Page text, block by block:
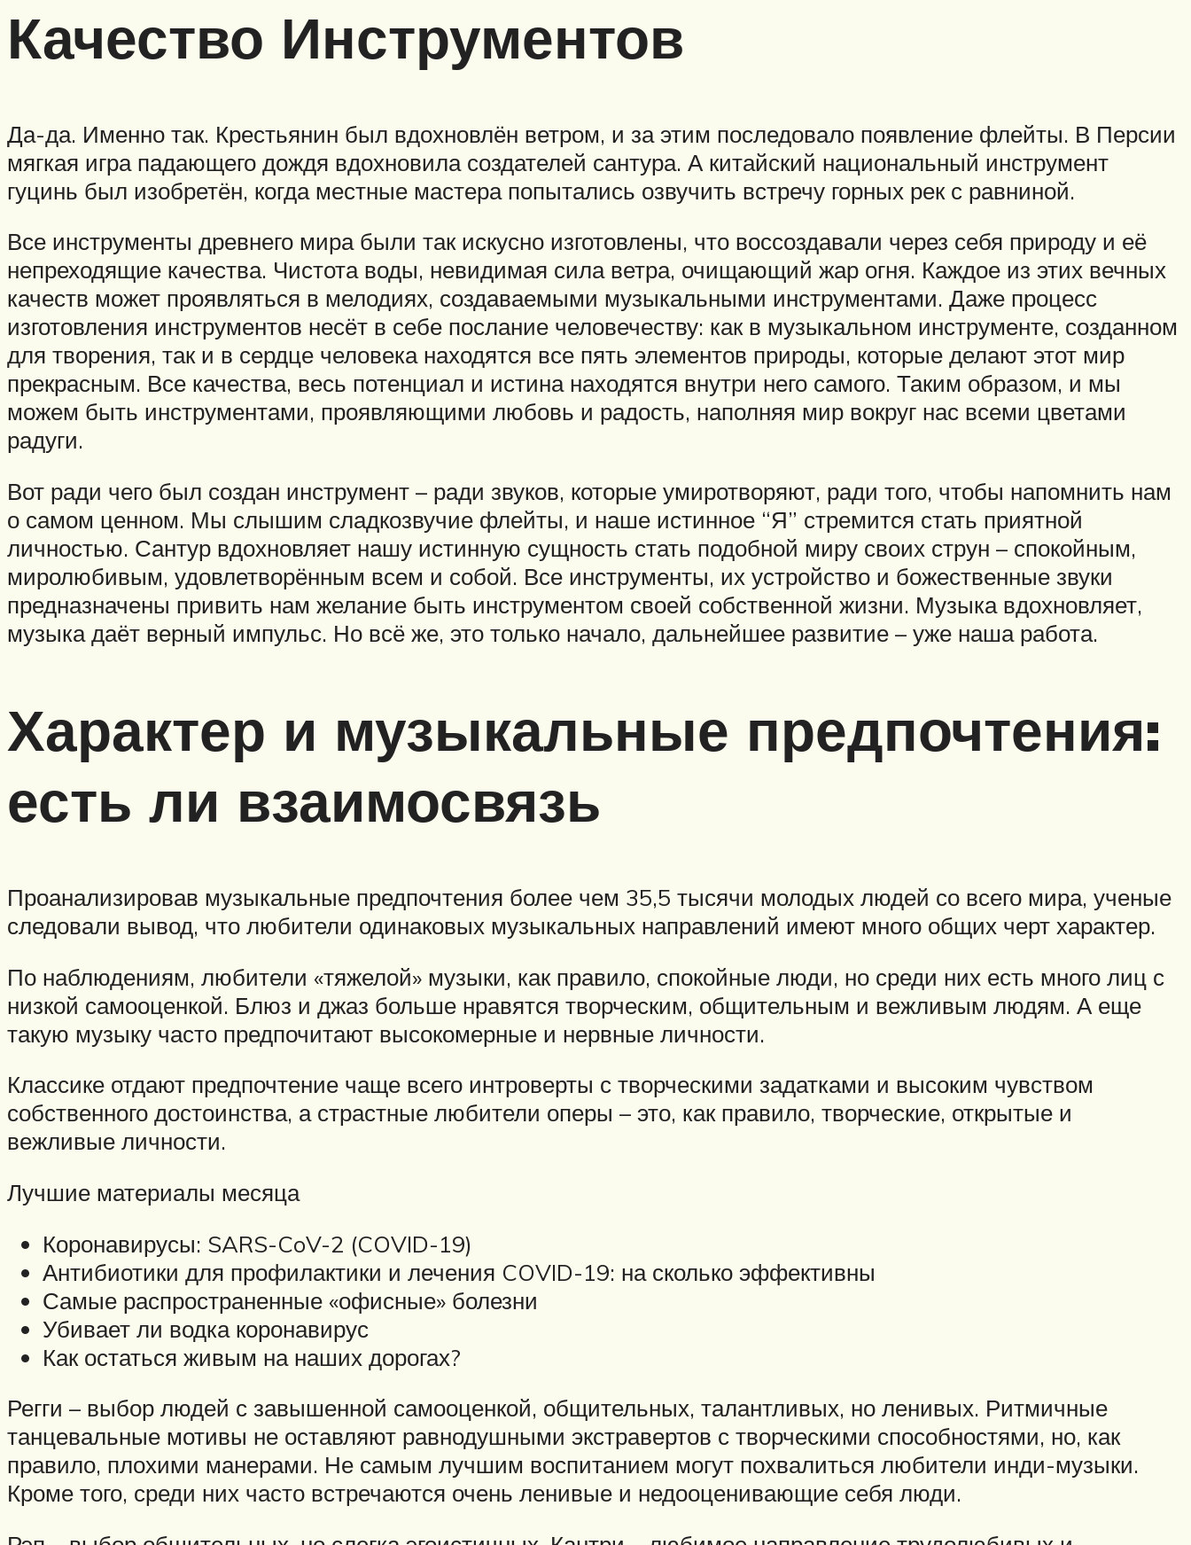
Качество Инструментов
Да-да. Именно так. Крестьянин был вдохновлён ветром, и за этим последовало появление флейты. В Персии
мягкая игра падающего дождя вдохновила создателей сантура. А китайский национальный инструмент
гуцинь был изобретён, когда местные мастера попытались озвучить встречу горных рек с равниной.
Все инструменты древнего мира были так искусно изготовлены, что воссоздавали через себя природу и её
непреходящие качества. Чистота воды, невидимая сила ветра, очищающий жар огня. Каждое из этих вечных
качеств может проявляться в мелодиях, создаваемыми музыкальными инструментами. Даже процесс
изготовления инструментов несёт в себе послание человечеству: как в музыкальном инструменте, созданном
для творения, так и в сердце человека находятся все пять элементов природы, которые делают этот мир
прекрасным. Все качества, весь потенциал и истина находятся внутри него самого. Таким образом, и мы
можем быть инструментами, проявляющими любовь и радость, наполняя мир вокруг нас всеми цветами
радуги.
Вот ради чего был создан инструмент – ради звуков, которые умиротворяют, ради того, чтобы напомнить нам
о самом ценном. Мы слышим сладкозвучие флейты, и наше истинное “Я” стремится стать приятной
личностью. Сантур вдохновляет нашу истинную сущность стать подобной миру своих струн – спокойным,
миролюбивым, удовлетворённым всем и собой. Все инструменты, их устройство и божественные звуки
предназначены привить нам желание быть инструментом своей собственной жизни. Музыка вдохновляет,
музыка даёт верный импульс. Но всё же, это только начало, дальнейшее развитие – уже наша работа.
Характер и музыкальные предпочтения:
есть ли взаимосвязь
Проанализировав музыкальные предпочтения более чем 35,5 тысячи молодых людей со всего мира, ученые
следовали вывод, что любители одинаковых музыкальных направлений имеют много общих черт характер.
По наблюдениям, любители «тяжелой» музыки, как правило, спокойные люди, но среди них есть много лиц с
низкой самооценкой. Блюз и джаз больше нравятся творческим, общительным и вежливым людям. А еще
такую музыку часто предпочитают высокомерные и нервные личности.
Классике отдают предпочтение чаще всего интроверты с творческими задатками и высоким чувством
собственного достоинства, а страстные любители оперы – это, как правило, творческие, открытые и
вежливые личности.
Лучшие материалы месяца
Коронавирусы: SARS-CoV-2 (COVID-19)
Антибиотики для профилактики и лечения COVID-19: на сколько эффективны
Самые распространенные «офисные» болезни
Убивает ли водка коронавирус
Как остаться живым на наших дорогах?
Регги – выбор людей с завышенной самооценкой, общительных, талантливых, но ленивых. Ритмичные
танцевальные мотивы не оставляют равнодушными экстравертов с творческими способностями, но, как
правило, плохими манерами. Не самым лучшим воспитанием могут похвалиться любители инди-музыки.
Кроме того, среди них часто встречаются очень ленивые и недооценивающие себя люди.